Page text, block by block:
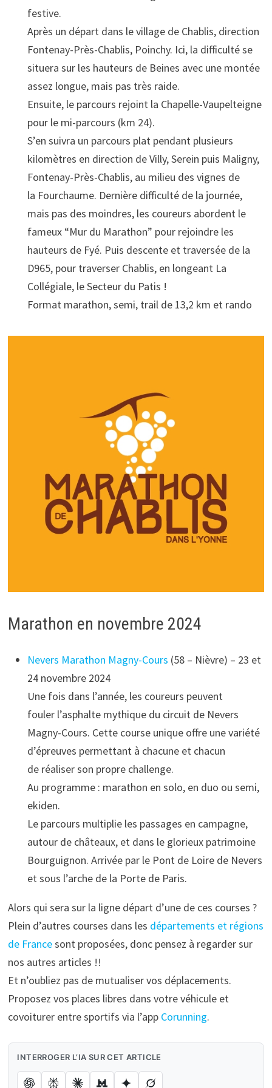
festive.
Après un départ dans le village de Chablis, direction
Fontenay-Près-Chablis, Poinchy. Ici, la difficulté se
situera sur les hauteurs de Beines avec une montée
assez longue, mais pas très raide.
Ensuite, le parcours rejoint la Chapelle-Vaupelteigne
pour le mi-parcours (km 24).
S’en suivra un parcours plat pendant plusieurs
kilomètres en direction de Villy, Serein puis Maligny,
Fontenay-Près-Chablis, au milieu des vignes de
la Fourchaume. Dernière difficulté de la journée,
mais pas des moindres, les coureurs abordent le
fameux “Mur du Marathon” pour rejoindre les
hauteurs de Fyé. Puis descente et traversée de la
D965, pour traverser Chablis, en longeant La
Collégiale, le Secteur du Patis !
Format marathon, semi, trail de 13,2 km et rando
Marathon en novembre 2024
Nevers Marathon Magny-Cours (58 – Nièvre) – 23 et
24 novembre 2024
Une fois dans l’année, les coureurs peuvent
fouler l’asphalte mythique du circuit de Nevers
Magny-Cours. Cette course unique offre une variété
d’épreuves permettant à chacune et chacun
de réaliser son propre challenge.
Au programme : marathon en solo, en duo ou semi,
ekiden.
Le parcours multiplie les passages en campagne,
autour de châteaux, et dans le glorieux patrimoine
Bourguignon. Arrivée par le Pont de Loire de Nevers
et sous l’arche de la Porte de Paris.
Alors qui sera sur la ligne départ d’une de ces courses ?
Plein d’autres courses dans les départements et régions
de Francesont proposées, donc pensez à regarder sur
nos autres articles !!
Et n’oubliez pas de mutualiser vos déplacements.
Proposez vos places libres dans votre véhicule et
covoiturer entre sportifs via l’app Corunning.
INTERROGER L’IA SUR CET ARTICLE